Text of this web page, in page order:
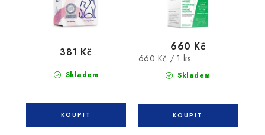
Skladem
381 Kč
Skladem
660 Kč
Měrná
660 Kč / 1 ks